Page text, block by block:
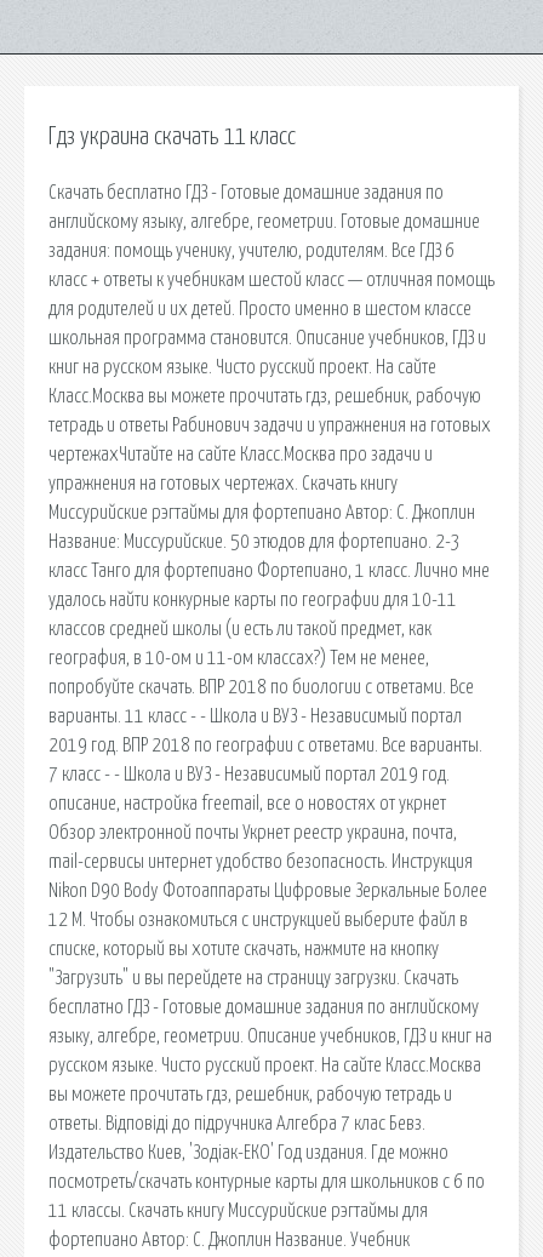
Гдз украина скачать 11 класс
Скачать бесплатно ГДЗ - Готовые домашние задания по
английскому языку, алгебре, геометрии. Готовые домашние
задания: помощь ученику, учителю, родителям. Все ГДЗ 6
класс + ответы к учебникам шестой класс — отличная помощь
для родителей и их детей. Просто именно в шестом классе
школьная программа становится. Описание учебников, ГДЗ и
книг на русском языке. Чисто русский проект. На сайте
Класс.Москва вы можете прочитать гдз, решебник, рабочую
тетрадь и ответы Рабинович задачи и упражнения на готовых
чертежахЧитайте на сайте Класс.Москва про задачи и
упражнения на готовых чертежах. Скачать книгу
Миссурийские рэгтаймы для фортепиано Автор: С. Джоплин
Название: Миссурийские. 50 этюдов для фортепиано. 2-3
класс Танго для фортепиано Фортепиано, 1 класс. Лично мне
удалось найти конкурные карты по географии для 10-11
классов средней школы (и есть ли такой предмет, как
география, в 10-ом и 11-ом классах?) Тем не менее,
попробуйте скачать. ВПР 2018 по биологии с ответами. Все
варианты. 11 класс - - Школа и ВУЗ - Независимый портал
2019 год. ВПР 2018 по географии с ответами. Все варианты.
7 класс - - Школа и ВУЗ - Независимый портал 2019 год.
описание, настройка freemail, все о новостях от укрнет
Обзор электронной почты Укрнет реестр украина, почта,
mail-сервисы интернет удобство безопасность. Инструкция
Nikon D90 Body Фотоаппараты Цифровые Зеркальные Более
12 М. Чтобы ознакомиться с инструкцией выберите файл в
списке, который вы хотите скачать, нажмите на кнопку
"Загрузить" и вы перейдете на страницу загрузки. Скачать
бесплатно ГДЗ - Готовые домашние задания по английскому
языку, алгебре, геометрии. Описание учебников, ГДЗ и книг на
русском языке. Чисто русский проект. На сайте Класс.Москва
вы можете прочитать гдз, решебник, рабочую тетрадь и
ответы. Відповіді до підручника Алгебра 7 клас Бевз.
Издательство Киев, 'Зодіак-ЕКО' Год издания. Где можно
посмотреть/скачать контурные карты для школьников с 6 по
11 классы. Скачать книгу Миссурийские рэгтаймы для
фортепиано Автор: С. Джоплин Название. Учебник